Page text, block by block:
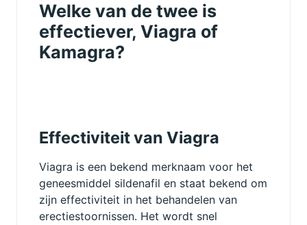
Welke van de twee is
effectiever, Viagra of
Kamagra?
Effectiviteit van Viagra
Viagra is een bekend merknaam voor het
geneesmiddel sildenafil en staat bekend om
zijn effectiviteit in het behandelen van
erectiestoornissen. Het wordt snel